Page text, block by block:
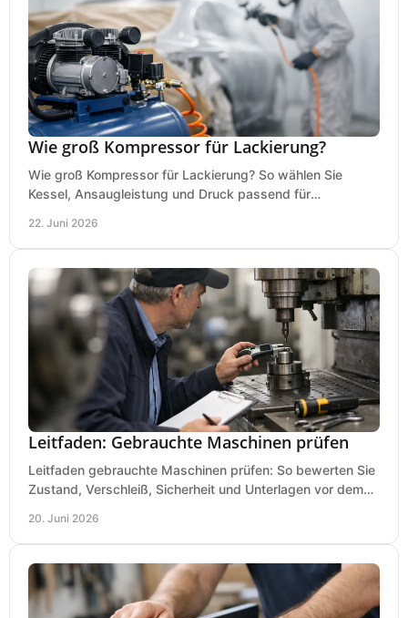
Wie groß Kompressor für Lackierung?
Wie groß Kompressor für Lackierung? So wählen Sie
Kessel, Ansaugleistung und Druck passend für
22. Juni 2026
Leitfaden: Gebrauchte Maschinen prüfen
Leitfaden gebrauchte Maschinen prüfen: So bewerten Sie
Zustand, Verschleiß, Sicherheit und Unterlagen vor dem
20. Juni 2026